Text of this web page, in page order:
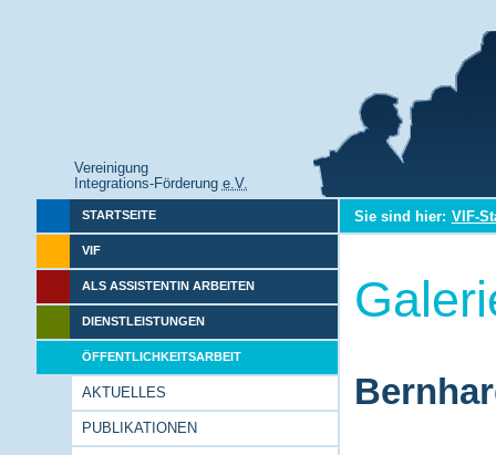
Vereinigung
Integrations-Förderung e.V.
STARTSEITE
VIF
ALS ASSISTENTIN ARBEITEN
DIENSTLEISTUNGEN
ÖFFENTLICHKEITSARBEIT
AKTUELLES
PUBLIKATIONEN
Sie sind hier: VIF-